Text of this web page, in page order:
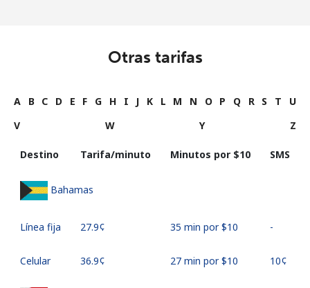
Otras tarifas
A B C D E F G H I J K L M N O P Q R S T
U
V
W Y Z
Destino Tarifa/minuto Minutos por ⁦$10⁩ SMS
Bahamas
Línea fija ⁦27.9¢⁩ 35 min por ⁦$10⁩ -
Celular ⁦36.9¢⁩ 27 min por ⁦$10⁩ ⁦10¢⁩